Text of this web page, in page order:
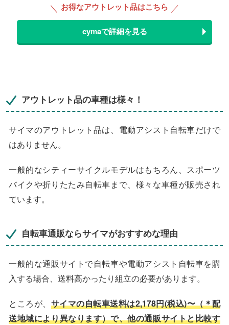
お得なアウトレット品はこちら
cymaで詳細を見る
アウトレット品の車種は様々！
サイマのアウトレット品は、電動アシスト自転車だけで
はありません。
一般的なシティーサイクルモデルはもちろん、スポーツ
バイクや折りたたみ自転車まで、様々な車種が販売され
ています。
自転車通販ならサイマがおすすめな理由
一般的な通販サイトで自転車や電動アシスト自転車を購
入する場合、送料高かったり組立の必要があります。
ところが、 サイマの自転車送料は2,178円(税込)〜（＊配
送地域により異なります）で、他の通販サイトと比較す